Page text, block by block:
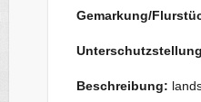
Gemarkung/
Beschreibung: